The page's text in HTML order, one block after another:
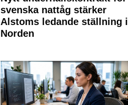
svenska nattåg stärker
Alstoms ledande ställning i
Norden